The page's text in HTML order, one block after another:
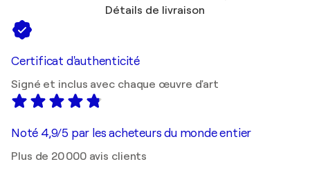
Détails de livraison
Certificat d'authenticité
Signé et inclus avec chaque œuvre d'art
Noté 4,9/5 par les acheteurs du monde entier
Plus de 20 000 avis clients